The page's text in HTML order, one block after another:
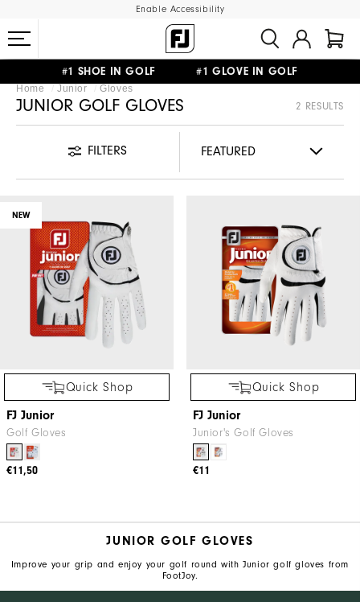
Enable Accessibility
#1 SHOE IN GOLF #1 GLOVE IN GOLF
FREE SHIPPINGON ALL ORDERS €60
Home Junior Gloves
JUNIOR GOLF GLOVES 2 RESULTS
FILTERS
NEW
Quick Shop
FJ Junior
Golf Gloves
€11,50
Quick Shop
FJ Junior
Junior's Golf Gloves
€11
JUNIOR GOLF GLOVES
Improve your grip and enjoy your golf round with Junior golf gloves from
FootJoy.